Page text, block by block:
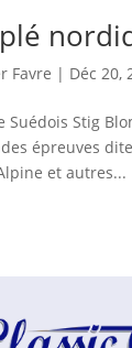
Favre | Déc 20,
Suédois Stig
épreuves
et autres...